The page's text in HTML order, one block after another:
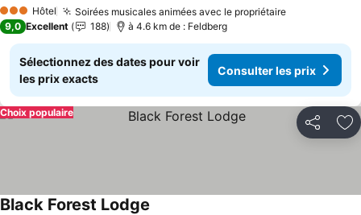
3 ÉtoilesHôtel Soirées musicales animées avec le propriétaireConsulter
9,0 Excellent 188 à 4.6 km de : Feldberg
Sélectionnez des dates pour voir
les prix exacts
Consulter les prix
Partager
Choix populaire
Black Forest Lodge